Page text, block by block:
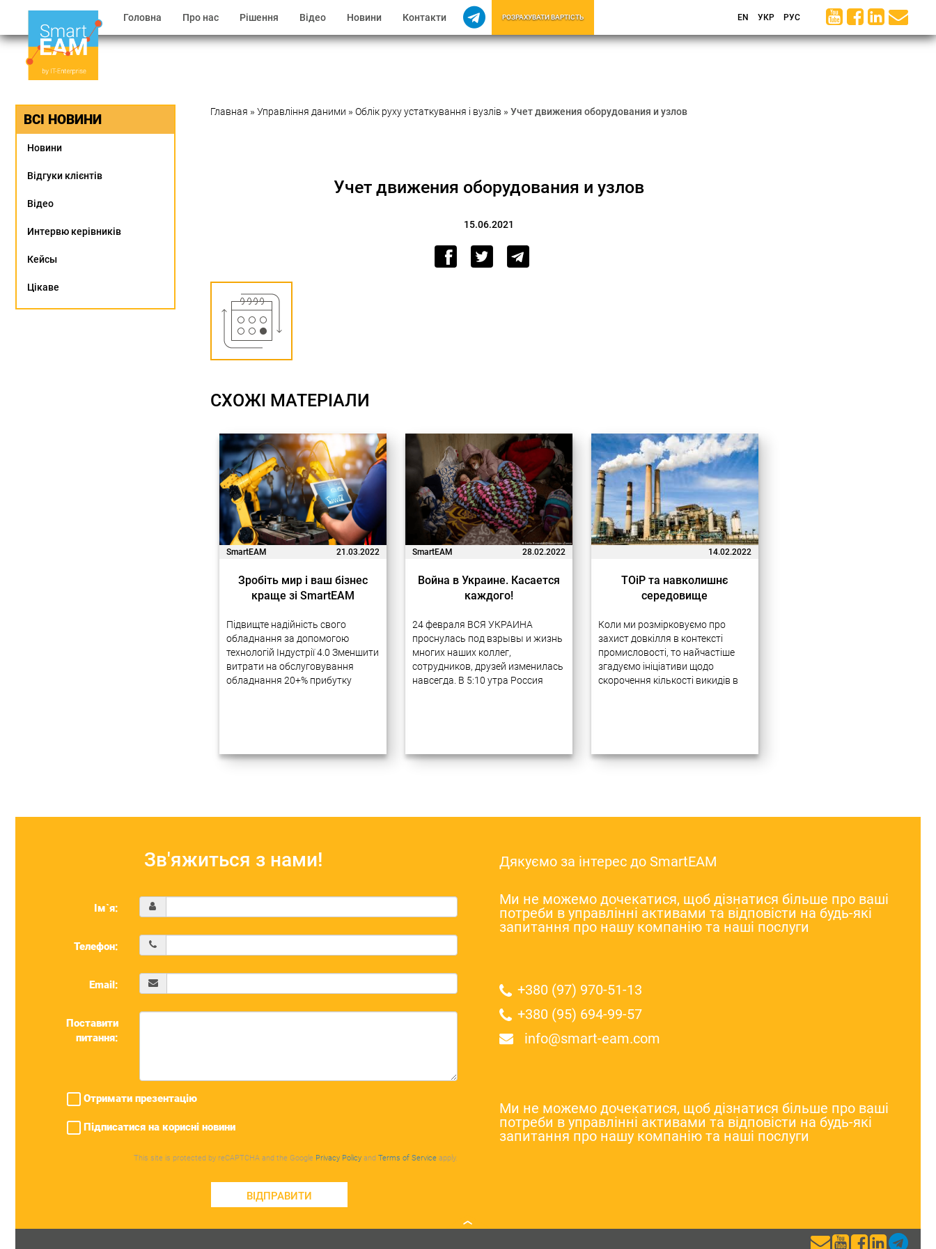
Головна Про нас Рішення Відео Новини Контакти РОЗРАХУВАТИ ВАРТІСТЬ EN УКР РУС
ВСІ НОВИНИ
Новини
Відгуки клієнтів
Відео
Интервю керівників
Кейсы
Цікаве
Главная »Управління даними »Облік руху устаткування і вузлів »Учет движения оборудования и узлов
Учет движения оборудования и узлов
15.06.2021
СХОЖІ МАТЕРІАЛИ
SmartEAM 21.03.2022
Зробіть мир і ваш бізнес
краще зі SmartEAM
Підвищте надійність свого
обладнання за допомогою
технологій Індустрії 4.0 Зменшити
витрати на обслуговування
обладнання 20+% прибутку
Багато наших проектів дуже
SmartEAM 28.02.2022
Война в Украине. Касается
каждого!
24 февраля ВСЯ УКРАИНА
проснулась под взрывы и жизнь
многих наших коллег,
сотрудников, друзей изменилась
навсегда. В 5:10 утра Россия
пор российские войска…
14.02.2022
ТОіР та навколишнє
середовище
Коли ми розмірковуємо про
захист довкілля в контексті
промисловості, то найчастіше
згадуємо ініціативи щодо
скорочення кількості викидів в
багато уваги на міжнародному
Зв'яжиться з нами!
Ім`я:
Телефон:
Email:
Поставити
питання:
Отримати презентацію
Підписатися на корисні новини
This site is protected by reCAPTCHA and the Google Privacy Policy and Terms of Service apply.
ВІДПРАВИТИ
Дякуємо за інтерес до SmartEAM
Ми не можемо дочекатися, щоб дізнатися більше про ваші
потреби в управлінні активами та відповісти на будь-які
запитання про нашу компанію та наші послуги
+380 (97) 970-51-13
+380 (95) 694-99-57
info@smart-eam.com
Ми не можемо дочекатися, щоб дізнатися більше про ваші
потреби в управлінні активами та відповісти на будь-які
запитання про нашу компанію та наші послуги